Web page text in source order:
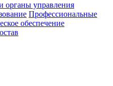
органы управления
Профессиональные
обеспечение